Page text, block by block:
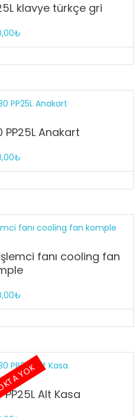
klavye türkçe gri
₺
PP25L Anakart
₺
fanı cooling fan
₺
PP25L Alt Kasa
YOK